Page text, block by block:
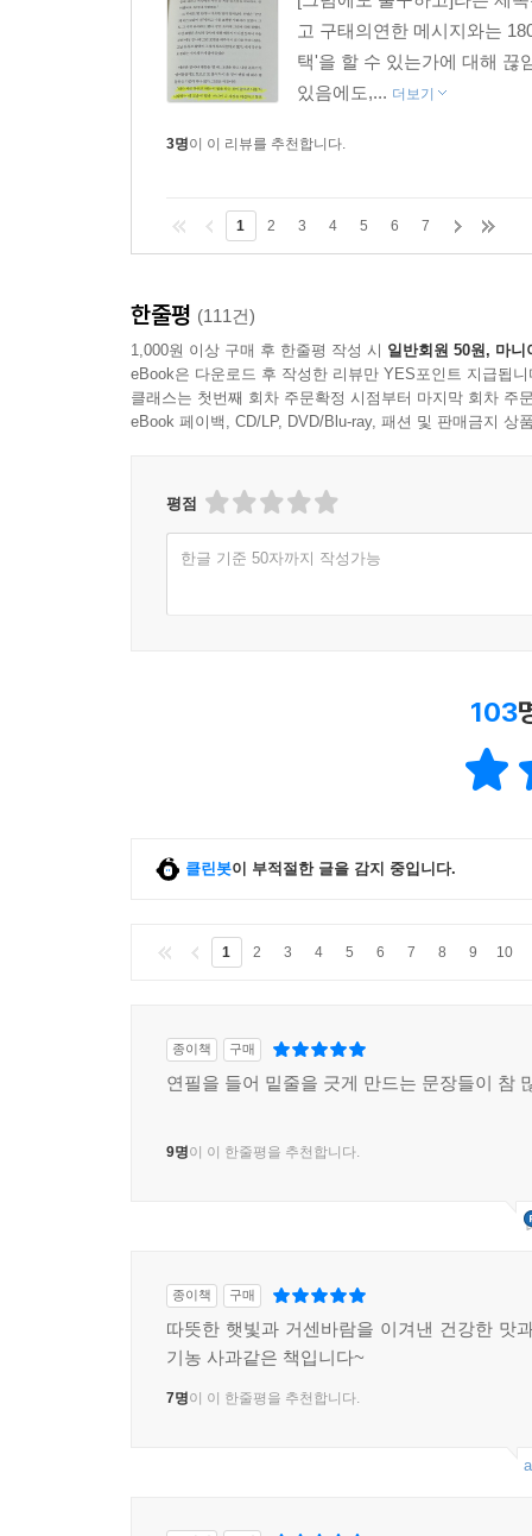
고 구태의연한 메시지와는
택'을 할 수 있는가에 대해 끊
있음에도,... 더보기
3명이 이 리뷰를 추천합니다.
1 2 3 4 5 6 7
한줄평 (111건)
1,000원 이상 구매 후 한줄평 작성 시 일반회원 50원, 마니
eBook은 다운로드 후 작성한 리뷰만 YES포인트 지급됩니
클래스는 첫번째 회차 주문확정 시점부터 마지막 회차 주
eBook 페이백, CD/LP, DVD/Blu-ray, 패션 및 판매금지 상
평점
한글 기준 50자까지 작성가능
103
클린봇이 부적절한 글을 감지 중입니다.
1 2 3 4 5 6 7 8 9 10
종이책 구매
연필을 들어 밑줄을 긋게 만드는 문장들이 참
9명이 이 한줄평을 추천합니다.
종이책 구매
따뜻한 햇빛과 거센바람을 이겨낸 건강한 맛
기농 사과같은 책입니다~
7명이 이 한줄평을 추천합니다.